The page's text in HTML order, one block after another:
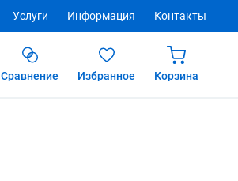
Услуги Информация Контакты
Сравнение Избранное Корзина